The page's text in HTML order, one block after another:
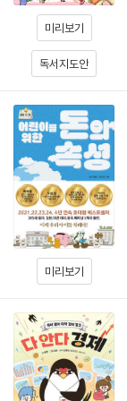
미리보기
독서지도안
미리보기